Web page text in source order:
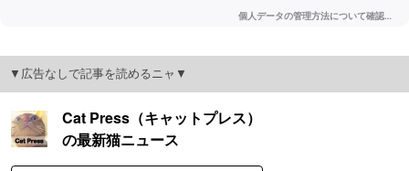
▼広告なしで記事を読めるニャ▼